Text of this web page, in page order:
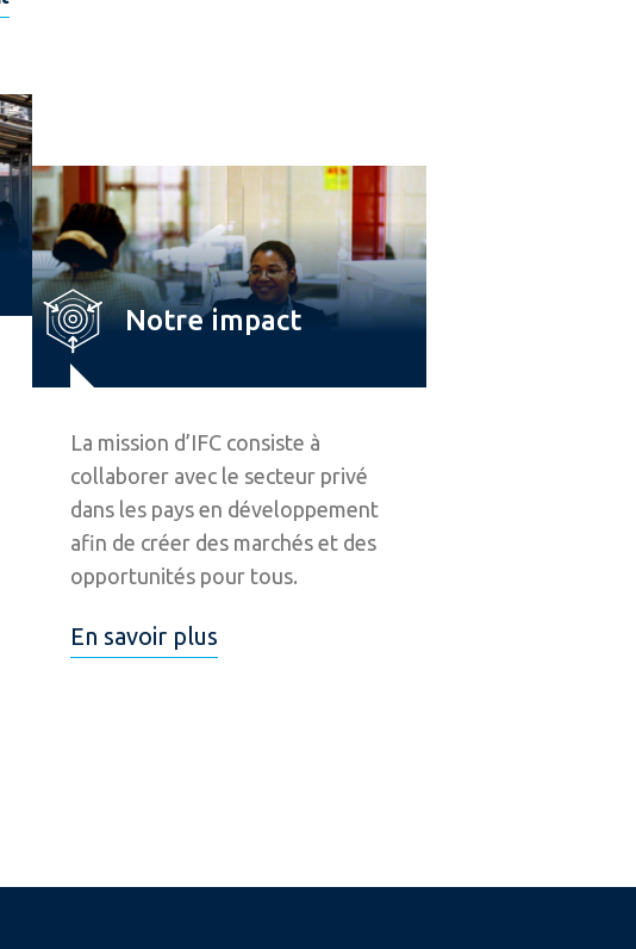
Notre impact
La mission d’IFC consiste à
collaborer avec le secteur privé
dans les pays en développement
afin de créer des marchés et des
opportunités pour tous.
En savoir plus